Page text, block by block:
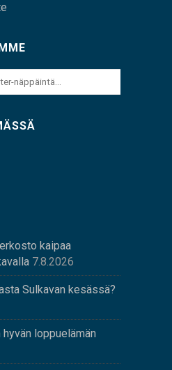
kaipaa
7.8.2026
Sulkavan kesässä?
loppuelämän